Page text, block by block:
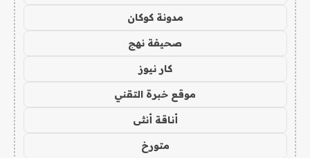
مدونة كوكان
صحيفة نهج
كار نيوز
موقع خبرة التقني
أناقة أنثى
متورخ